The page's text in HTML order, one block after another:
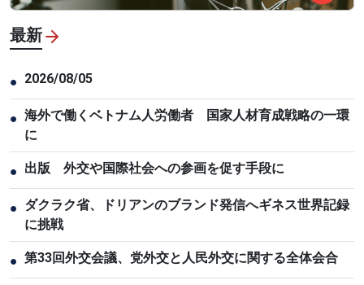
最新
● 2026/08/05
● 海外で働くベトナム人労働者 国家人材育成戦略の一環
に
● 出版 外交や国際社会への参画を促す手段に
● ダクラク省、ドリアンのブランド発信へギネス世界記録
に挑戦
● 第33回外交会議、党外交と人民外交に関する全体会合